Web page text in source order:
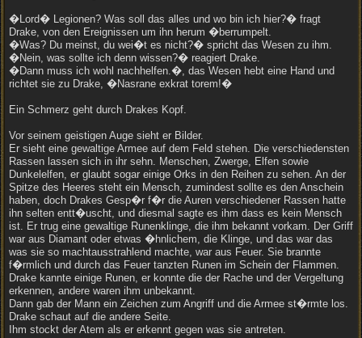
�Lord� Legionen? Was soll das alles und wo bin ich hier?� fragt
Drake, von den Ereignissen um ihn herum �berrumpelt.
�Was? Du meinst, du wei�t es nicht?� spricht das Wesen zu ihm.
�Nein, was sollte ich denn wissen?� reagiert Drake.
�Dann muss ich wohl nachhelfen.�, das Wesen hebt eine Hand und
richtet sie zu Drake, �Nasrane exkrat torem!�
Ein Schmerz geht durch Drakes Kopf.
Vor seinem geistigen Auge sieht er Bilder.
Er sieht eine gewaltige Armee auf dem Feld stehen. Die verschiedensten
Rassen lassen sich in ihr sehn. Menschen, Zwerge, Elfen sowie
Dunkelelfen, er glaubt sogar einige Orks in den Reihen zu sehen. An der
Spitze des Heeres steht ein Mensch, zumindest sollte es den Anschein
haben, doch Drakes Gesp�r f�r die Auren verschiedener Rassen hatte
ihn selten entt�uscht, und diesmal sagte es ihm dass es kein Mensch
ist. Er trug eine gewaltige Runenklinge, die ihm bekannt vorkam. Der Griff
war aus Diamant oder etwas �hnlichem, die Klinge, und das war das
was sie so machtausstrahlend machte, war aus Feuer. Sie brannte
f�rmlich und durch das Feuer tanzten Runen im Schein der Flammen.
Drake kannte einige Runen, er konnte die der Rache und der Vergeltung
erkennen, andere waren ihm unbekannt.
Dann gab der Mann ein Zeichen zum Angriff und die Armee st�rmte los.
Drake schaut auf die andere Seite.
Ihm stockt der Atem als er erkennt gegen was sie antreten.